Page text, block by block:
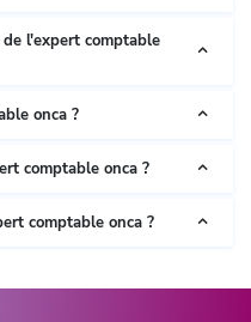
de l'expert comptable
onca ?
comptable onca ?
comptable onca ?